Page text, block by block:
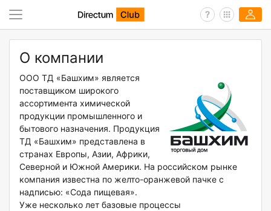
О компании
ООО ТД «Башхим» является
поставщиком широкого
ассортимента химической
продукции промышленного и
бытового назначения. Продукция
ТД «Башхим» представлена в
странах Европы, Азии, Африки,
Северной и Южной Америки. На российском рынке
компания известна по желто-оранжевой пачке с
надписью: «Сода пищевая».
Уже несколько лет базовые процессы